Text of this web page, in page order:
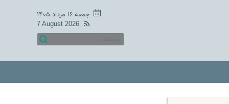
جمعه ۱۶ مرداد ۱۴۰۵
7 August 2026